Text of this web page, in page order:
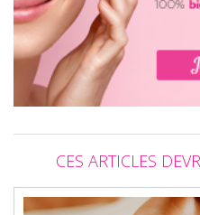
CES ARTICLES